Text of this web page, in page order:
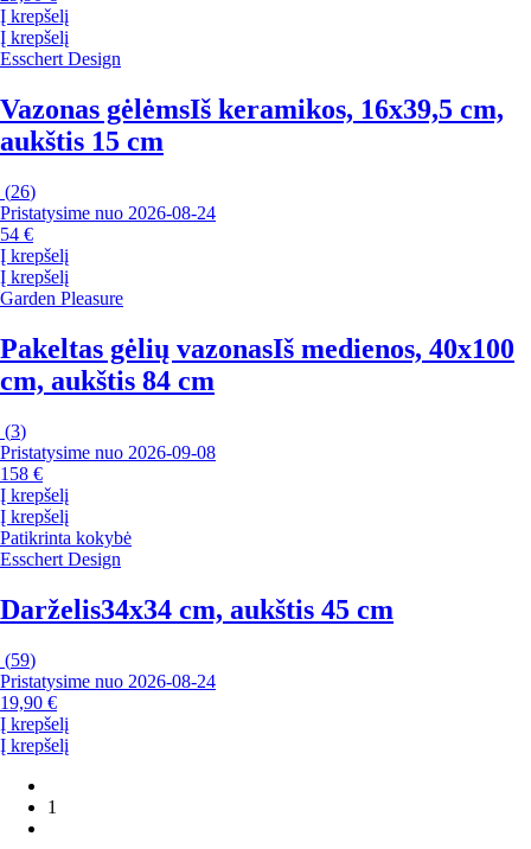
Į krepšelį
Į krepšelį
Esschert Design
Vazonas gėlėmsIš keramikos, 16x39,5 cm,
aukštis 15 cm
(26)
Pristatysime nuo 2026‑08‑24
54 €
Į krepšelį
Į krepšelį
Garden Pleasure
Pakeltas gėlių vazonasIš medienos, 40x100
cm, aukštis 84 cm
(3)
Pristatysime nuo 2026‑09‑08
158 €
Į krepšelį
Į krepšelį
Patikrinta kokybė
Esschert Design
Darželis34x34 cm, aukštis 45 cm
(59)
Pristatysime nuo 2026‑08‑24
19,90 €
Į krepšelį
Į krepšelį
1